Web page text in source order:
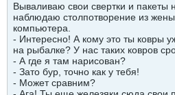
Вываливаю свои свертки и
наблюдаю столпотворение из
компьютера.
- Интересно! А кому это ты ковры
на рыбалке? У нас таких ковров
- А где я там нарисован?
- Зато бур, точно как у тебя!
- Может сравним?